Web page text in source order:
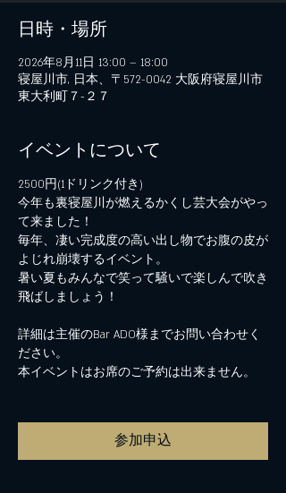
日時・場所
2026年8月11日 13:00 – 18:00
寝屋川市, 日本、〒572-0042 大阪府寝屋川市
東大利町７−２７
イベントについて
2500円(1ドリンク付き)
今年も裏寝屋川が燃えるかくし芸大会がやっ
て来ました！
毎年、凄い完成度の高い出し物でお腹の皮が
よじれ崩壊するイベント。
暑い夏もみんなで笑って騒いで楽しんで吹き
飛ばしましょう！
詳細は主催のBar ADO様までお問い合わせく
ださい。
本イベントはお席のご予約は出来ません。
参加申込